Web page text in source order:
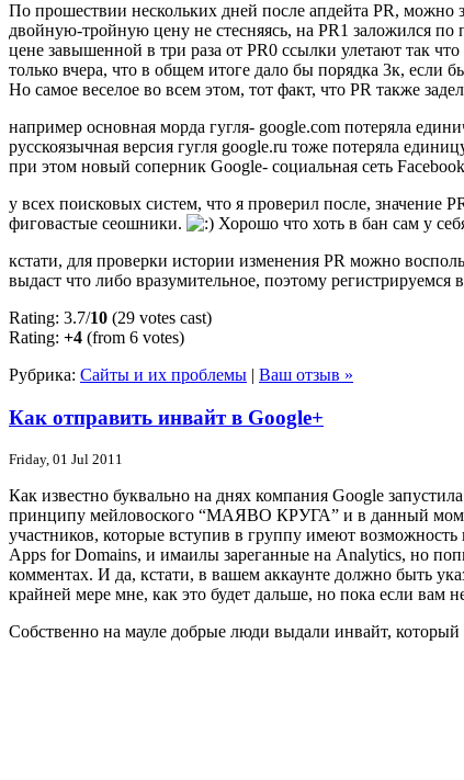
По прошествии нескольких дней после апдейта PR, можно
двойную-тройную цену не стесняясь, на PR1 заложился по
цене завышенной в три раза от PR0 ссылки улетают так
только вчера, что в общем итоге дало бы порядка 3к, если
Но самое веселое во всем этом, тот факт, что PR также
например основная морда гугля- google.com потеряла
русскоязычная версия гугля google.ru тоже потеряла
при этом новый соперник Google- социальная сеть
у всех поисковых систем, что я проверил после, значение
фиговастые сеошники.
Хорошо что хоть в бан сам у
кстати, для проверки истории изменения PR можно
выдаст что либо вразумительное, поэтому
Rating: 3.7/10 (29 votes cast)
Rating: +4 (from 6 votes)
Рубрика: Сайты и их проблемы | Ваш отзыв »
Как отправить инвайт в Google+
Friday, 01 Jul 2011
Как известно буквально на днях компания Google
принципу мейловоского “МАЯВО КРУГА” и в данный
участников, которые вступив в группу имеют
Apps for Domains, и имаилы зареганные на Analytics, но
комментах. И да, кстати, в вашем аккаунте должно быть
крайней мере мне, как это будет дальше, но пока если вам
Собственно на мауле добрые люди выдали инвайт,